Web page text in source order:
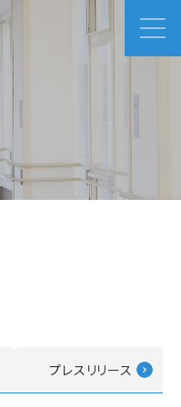
プレスリリース